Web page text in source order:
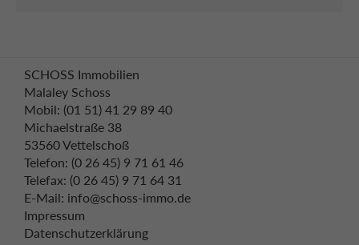
SCHOSS Immobilien
Malaley Schoss
Mobil: (01 51) 41 29 89 40
Michaelstraße 38
53560 Vettelschoß
Telefon: (0 26 45) 9 71 61 46
Telefax: (0 26 45) 9 71 64 31
E-Mail: info@schoss-immo.de
Impressum
Datenschutzerklärung